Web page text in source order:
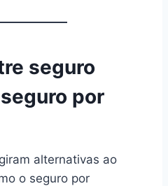
seguro
por
alternativas ao
o seguro por